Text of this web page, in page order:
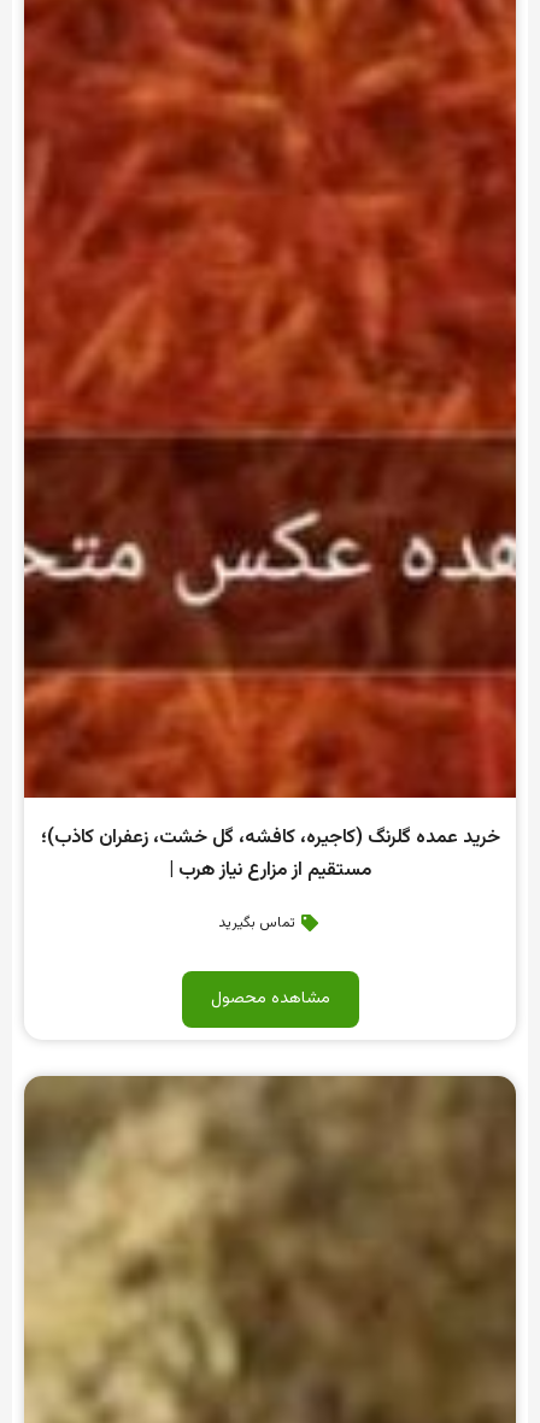
خرید عمده گلرنگ (کاجیره، کافشه، گل خشت، زعفران کاذب)؛
مستقیم از مزارع نیاز هرب |
تماس بگیرید
مشاهده محصول